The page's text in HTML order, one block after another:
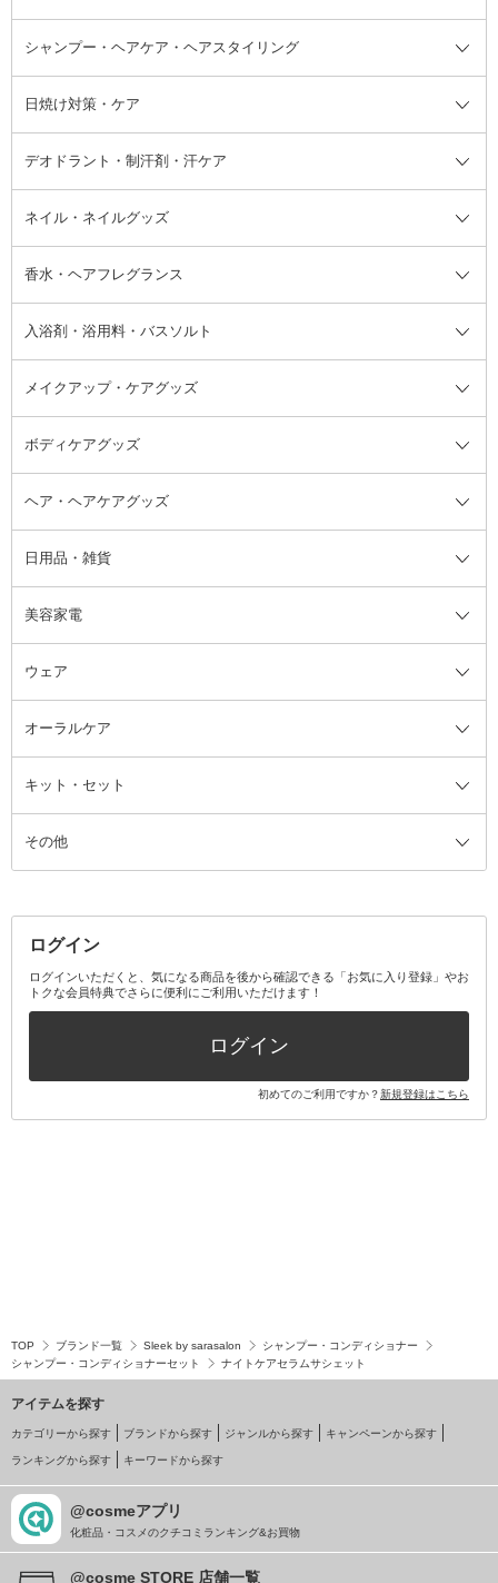
オールインワン化粧品 フェイスクリーム
フェイスオイル・バーム
ブースター・導入液
洗い流すパック・マスク
リップクリーム・リップケア
顔用マッサージ料
コンシーラー ファンデーション
フェイスパウダー
まつげ美容液 つけまつげ
アイシャドウ
アイブロウ・眉マスカラ
チーク
ハイライト・シェーディング
ボディケア全て
ボディソープ・ハンドソープ・石
けん
ボディケア
レッグ・フットケア
バストケア
ネイルケア
脱毛・除毛ケア
シャンプー・ヘアケア・ヘアスタイリング
シャンプー・ヘアケア・ヘアスタ
イリング全て
洗い流さないトリートメント
ヘアスタイリング剤
頭皮ケア・育毛剤
その他シャンプー・ヘアケア・ヘ
アスタイリング
日焼け対策・ケア
日焼け対策・ケア全て
サンオイル・タンニング
その他日焼け対策・UVケア
デオドラント・制汗剤・汗ケア
デオドラント・制汗剤・汗ケア全
て
フット用デオドラント・制汗剤・
汗ケア
ネイル・ネイルグッズ
ネイル・ネイルグッズ全て
ジェルネイル
リムーバー・除光液
香水・ヘアフレグランス
香水・ヘアフレグランス全て
フレグランスミスト
その他香水・ヘアフレグランス
入浴剤・浴用料・バスソルト
入浴剤・浴用料・バスソルト全て
バスソルト
メイクアップ・ケアグッズ
メイクアップ・ケアグッズ全て
コットン・綿棒
洗顔グッズ
ブラシ・チップ
ツィザー・毛抜き
カミソリ
ファンデーション・パウダーケー
ス
ミラー・鏡
ボディケアグッズ
ボディケアグッズ全て
マッサージ・ボディケアグッズ
かかと・角質ケアグッズ
絆創膏
ヘア・ヘアケアグッズ
ヘア・ヘアケアグッズ全て
ヘアゴム
ヘアバンド
ヘッドマッサージブラシ
日用品・雑貨
日用品・雑貨全て
柔軟剤
ルームフレグランス・ディフュー
ザー
アロマキャンドル
消臭剤・芳香剤
美容家電
美容家電全て
ボディケア美容家電
その他美容家電
ウェア
ウェア全て
レッグウェア
オーラルケア
オーラルケア全て
歯ブラシ
その他オーラルケア
キット・セット
キット・セット全て
ボディケアキット
その他キット・セット
その他
ログイン
ログインいただくと、気になる商品を後から確認できる「お気に入り登録」やお
トクな会員特典でさらに便利にご利用いただけます！
ログイン
初めてのご利用ですか？新規登録はこちら
TOP ブランド一覧 Sleek by sarasalon
シャンプー・コンディショナー
シャンプー・コンディショナーセット
ナイトケアセラムサシェット
アイテムを探す
カテゴリーから探す ブランドから探す ジャンルから探す キャンペーンから探す
ランキングから探す キーワードから探す
@cosmeアプリ
化粧品・コスメのクチコミランキング&お買物
@cosme STORE 店舗一覧